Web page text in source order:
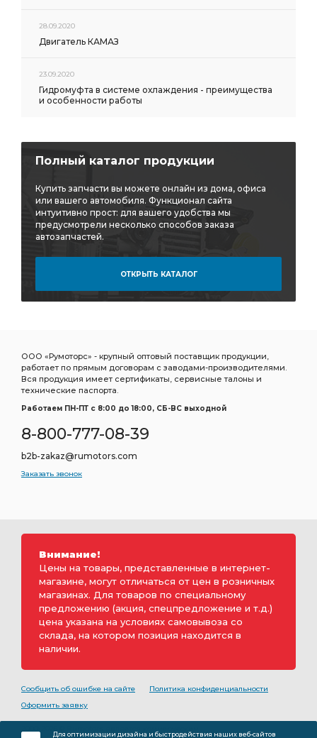
28.09.2020
Двигатель КАМАЗ
23.09.2020
Гидромуфта в системе охлаждения - преимущества
и особенности работы
Полный каталог продукции
Купить запчасти вы можете онлайн из дома, офиса
или вашего автомобиля. Функционал сайта
интуитивно прост: для вашего удобства мы
предусмотрели несколько способов заказа
автозапчастей.
ОТКРЫТЬ КАТАЛОГ
ООО «Румоторс» - крупный оптовый поставщик продукции,
работает по прямым договорам с заводами-производителями.
Вся продукция имеет сертификаты, сервисные талоны и
технические паспорта.
Работаем ПН-ПТ c 8:00 до 18:00, СБ-ВС выходной
8-800-777-08-39
b2b-zakaz@rumotors.com
Заказать звонок
Внимание!
Цены на товары, представленные в интернет-
магазине, могут отличаться от цен в розничных
магазинах. Для товаров по специальному
предложению (акция, спецпредложение и т.д.)
цена указана на условиях самовывоза со
склада, на котором позиция находится в
наличии.
Сообщить об ошибке на сайте
Политика конфиденциальности
Оформить заявку
Для оптимизации дизайна и быстродействия наших веб-сайтов